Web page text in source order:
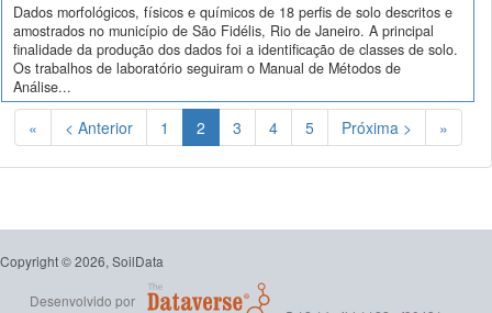
Dados morfológicos, físicos e químicos de 18 perfis de solo descritos e
amostrados no município de São Fidélis, Rio de Janeiro. A principal
finalidade da produção dos dados foi a identificação de classes de solo.
Os trabalhos de laboratório seguiram o Manual de Métodos de
Análise...
« < Anterior 1 2(Atual)
3 4 5 Próxima > »
Copyright © 2026, SoilData
Desenvolvido por